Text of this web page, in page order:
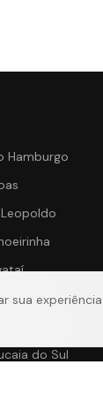
Hamburgo
Bom
Velha
do Sul
sua